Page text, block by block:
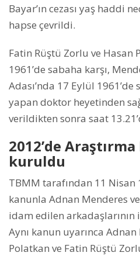
Bayar’ın cezası yaş haddi
hapse çevrildi.
Fatin Rüştü Zorlu ve Hasan
1961’de sabaha karşı,
Adası’nda 17 Eylül 1961’de
yapan doktor heyetinden
verildikten sonra saat
2012’de
kuruldu
TBMM tarafından 11 Nisan
kanunla Adnan Menderes
idam edilen
Aynı kanun uyarınca
Polatkan ve Fatin Rüştü